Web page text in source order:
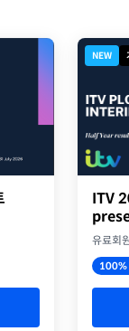
NEW
ITV
유료회